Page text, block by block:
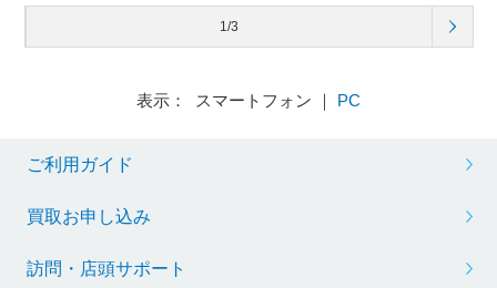
1/3
表示： スマートフォン ｜ PC
ご利用ガイド
買取お申し込み
訪問・店頭サポート